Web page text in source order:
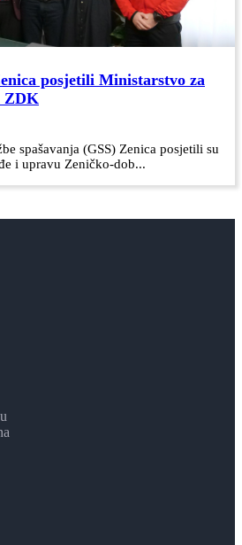
posjetili Ministarstvo za
ZDK
spašavanja (GSS) Zenica posjetili su
i upravu Zeničko-dob...